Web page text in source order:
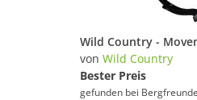
von Wild Country
Bester Preis
gefunden bei Bergfreunde